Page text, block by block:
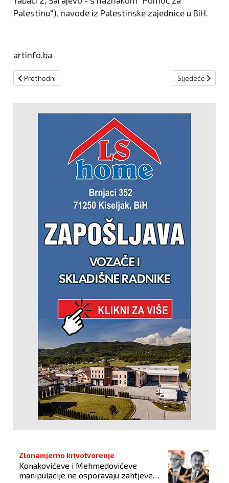
Palestinu"), navode iz Palestinske zajednice u BiH.
artinfo.ba
Prethodni članak: Dom naroda Parlamenta FBiH danas o
Prethodni Sljedeći
Sljedeće
Zlonamjerno krivotvorenje
Konakovićeve i Mehmedovićeve
manipulacije ne osporavaju zahtjeve